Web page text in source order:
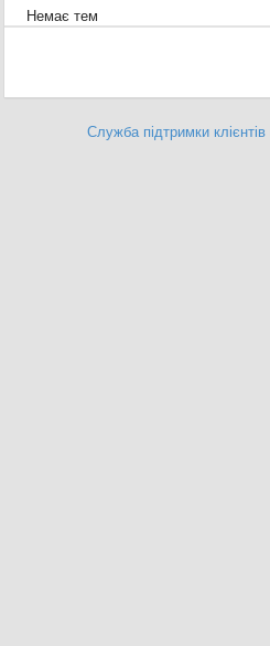
Немає тем
Служба підтримки клієнтів